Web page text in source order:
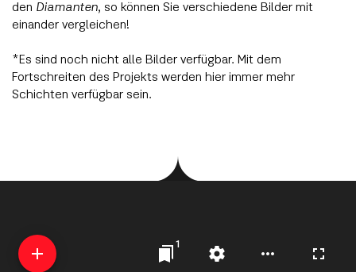
den Diamanten, so können Sie verschiedene Bilder mit
einander vergleichen!
*Es sind noch nicht alle Bilder verfügbar. Mit dem
Fortschreiten des Projekts werden hier immer mehr
Schichten verfügbar sein.
1